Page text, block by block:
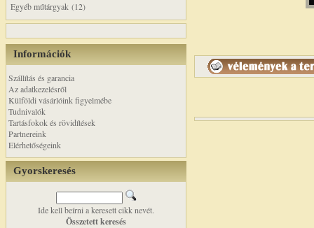
Egyéb műtárgyak (12)
Információk
Szállítás és garancia
Az adatkezelésről
Külföldi vásárlóink figyelmébe
Tudnivalók
Tartásfokok és rövidítések
Partnereink
Elérhetőségeink
Gyorskeresés
Ide kell beírni a keresett cikk nevét.
Összetett keresés